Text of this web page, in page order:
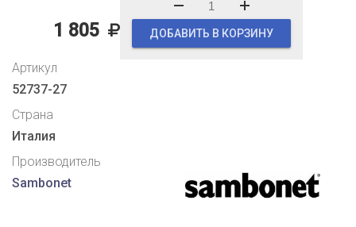
1 805 ДОБАВИТЬ В КОРЗИНУ
Артикул
52737-27
Страна
Италия
Производитель
Sambonet